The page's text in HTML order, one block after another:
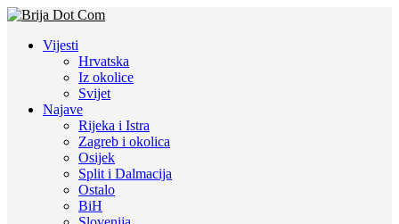
Vijesti
Hrvatska
Iz okolice
Svijet
Najave
Rijeka i Istra
Zagreb i okolica
Osijek
Split i Dalmacija
Ostalo
BiH